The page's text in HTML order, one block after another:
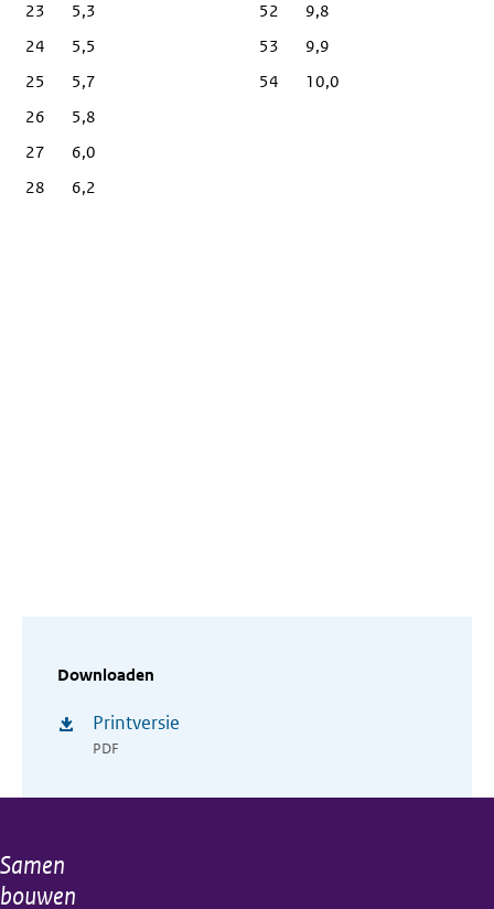
Downloaden
Printversie
PDF
23
5,3
24
5,5
25
5,7
26
5,8
27
6,0
28
6,2
52
9,8
53
9,9
54
10,0
Algemene
Samen
bouwen